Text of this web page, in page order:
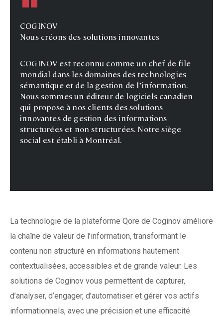
COGINOV
Nous créons des solutions innovantes
COGINOV est reconnu comme un chef de file
mondial dans les domaines des technologies
sémantique et de la gestion de l’information.
Nous sommes un éditeur de logiciels canadien
qui propose à nos clients des solutions
innovantes de gestion des informations
structurées et non structurées. Notre siège
social est établi à Montréal.
La technologie de la plateforme Qore de Coginov améliore
la chaîne de valeur de l’information, transformant le
contenu non structuré en informations hautement
contextualisées, accessibles et de grande valeur. Les
solutions de Coginov vous permettent de capturer,
d’analyser, d’engager, d’automatiser et gérer vos actifs
informationnels, avec une précision et une efficacité